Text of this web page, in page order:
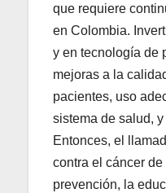
que requiere
en Colombia.
y en tecnología de
mejoras a la
pacientes, uso
sistema de salud,
Entonces, el
contra el cáncer
prevención, la